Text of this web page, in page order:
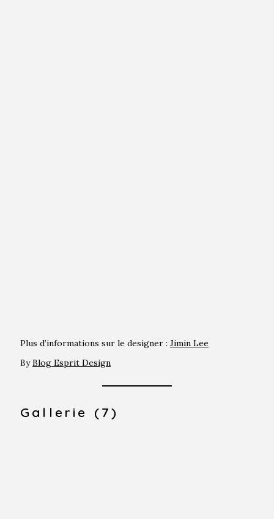
Plus d’informations sur le designer : Jimin Lee
ByBlog Esprit Design
Gallerie (7)